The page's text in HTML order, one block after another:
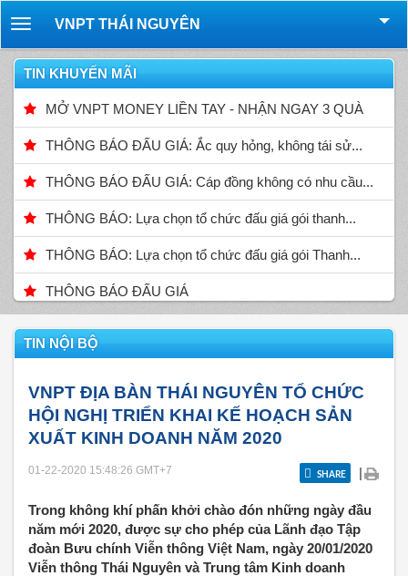
Toggle
navigation
VNPT THÁI NGUYÊN
TIN KHUYẾN MÃI
MỞ VNPT MONEY LIỀN TAY - NHẬN NGAY 3 QUÀ
THÔNG BÁO ĐẤU GIÁ: Ắc quy hỏng, không tái sử...
THÔNG BÁO ĐẤU GIÁ: Cáp đồng không có nhu cầu...
THÔNG BÁO: Lựa chọn tổ chức đấu giá gói thanh...
THÔNG BÁO: Lựa chọn tổ chức đấu giá gói Thanh...
THÔNG BÁO ĐẤU GIÁ
TIN NỘI BỘ
VNPT ĐỊA BÀN THÁI NGUYÊN TỔ CHỨC
HỘI NGHỊ TRIỂN KHAI KẾ HOẠCH SẢN
XUẤT KINH DOANH NĂM 2020
01-22-2020 15:48:26 GMT+7 SHARE |
Trong không khí phấn khởi chào đón những ngày đầu
năm mới 2020, được sự cho phép của Lãnh đạo Tập
đoàn Bưu chính Viễn thông Việt Nam, ngày 20/01/2020
Viễn thông Thái Nguyên và Trung tâm Kinh doanh